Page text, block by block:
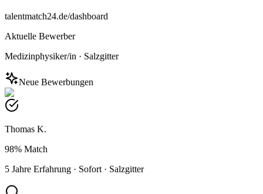
talentmatch24.de/dashboard
Aktuelle Bewerber
Medizinphysiker/in · Salzgitter
Neue Bewerbungen
Thomas K.
98% Match
5 Jahre Erfahrung · Sofort · Salzgitter